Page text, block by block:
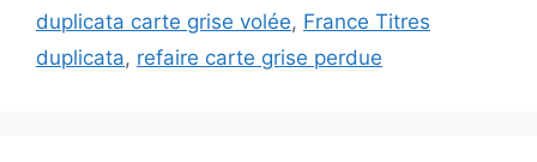
duplicata carte grise volée, France Titres
duplicata, refaire carte grise perdue